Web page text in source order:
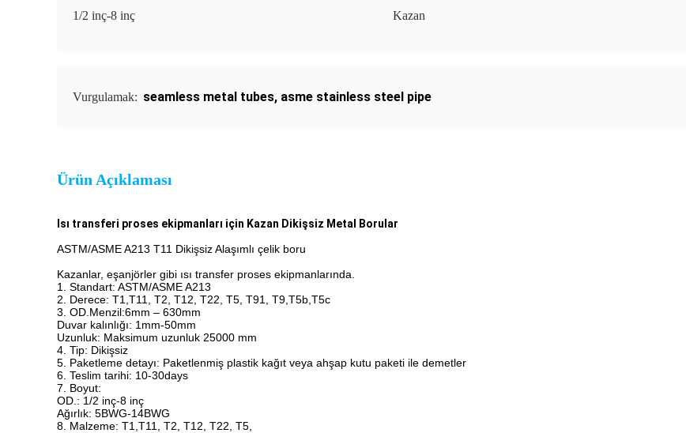
1/2 inç-8 inç Kazan
Vurgulamak: seamless metal tubes, asme stainless steel pipe
Ürün Açıklaması
Isı transferi proses ekipmanları için Kazan Dikişsiz Metal Borular
ASTM/ASME A213 T11 Dikişsiz Alaşımlı çelik boru
Kazanlar, eşanjörler gibi ısı transfer proses ekipmanlarında.
1. Standart: ASTM/ASME A213
2. Derece: T1,T11, T2, T12, T22, T5, T91, T9,T5b,T5c
3. OD.Menzil:6mm – 630mm
Duvar kalınlığı: 1mm-50mm
Uzunluk: Maksimum uzunluk 25000 mm
4. Tip: Dikişsiz
5. Paketleme detayı: Paketlenmiş plastik kağıt veya ahşap kutu paketi ile demetler
6. Teslim tarihi: 10-30days
7. Boyut:
OD.: 1/2 inç-8 inç
Ağırlık: 5BWG-14BWG
8. Malzeme: T1,T11, T2, T12, T22, T5,